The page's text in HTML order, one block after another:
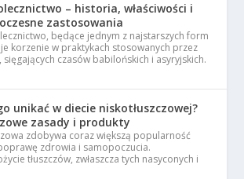
– historia, właściwości i
zastosowania
będące jednym z najstarszych form
korzenie w praktykach stosowanych przez
czasów babilońskich i asyryjskich.
unikać w diecie niskotłuszczowej?
zasady i produkty
zdobywa coraz większą popularność
zdrowia i samopoczucia.
tłuszczów, zwłaszcza tych nasyconych i